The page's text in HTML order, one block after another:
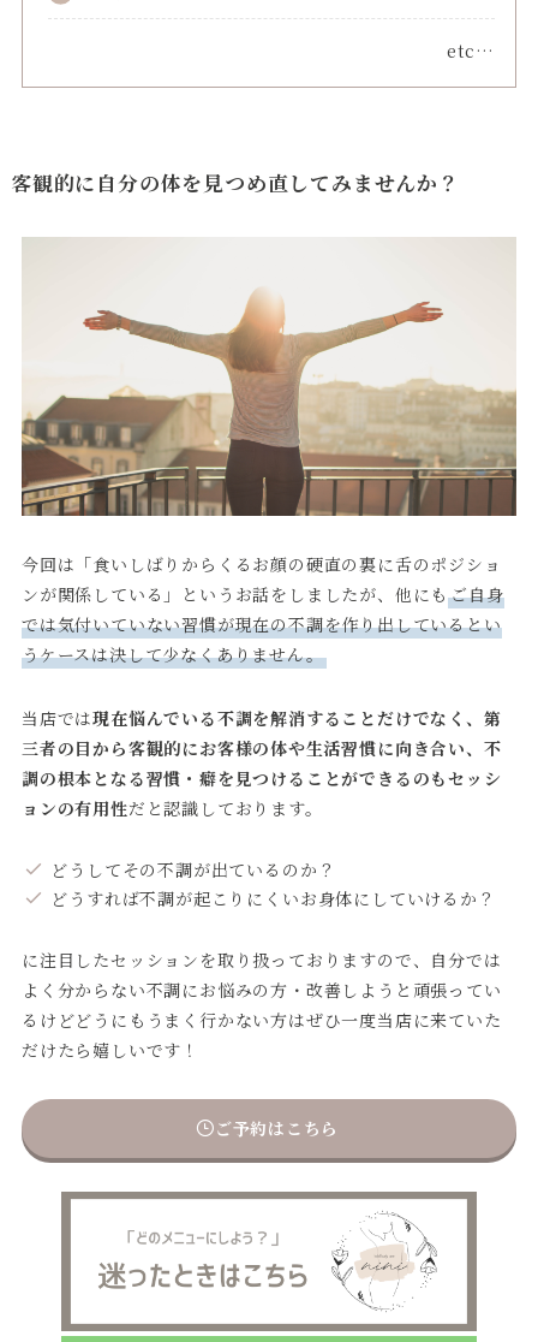
etc…
客観的に自分の体を見つめ直してみませんか？
今回は「食いしばりからくるお顔の硬直の裏に舌のポジショ
ンが関係している」というお話をしましたが、他にもご自身
では気付いていない習慣が現在の不調を作り出しているとい
うケースは決して少なくありません。
当店では現在悩んでいる不調を解消することだけでなく、第
三者の目から客観的にお客様の体や生活習慣に向き合い、不
調の根本となる習慣・癖を見つけることができるのもセッシ
ョンの有用性だと認識しております。
どうしてその不調が出ているのか？
どうすれば不調が起こりにくいお身体にしていけるか？
に注目したセッションを取り扱っておりますので、自分では
よく分からない不調にお悩みの方・改善しようと頑張ってい
るけどどうにもうまく行かない方はぜひ一度当店に来ていた
だけたら嬉しいです！
ご予約はこちら